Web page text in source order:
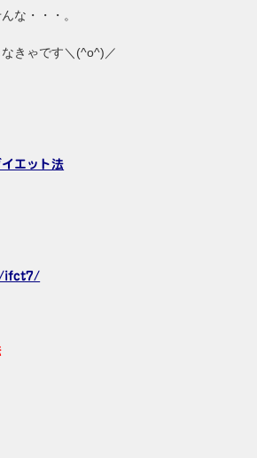
な・・・。
きゃです＼(^o^)／
エット法
ifct7/